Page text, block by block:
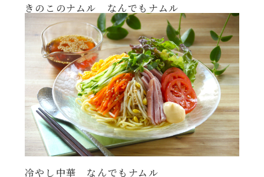
きのこのナムル なんでもナムル
冷やし中華 なんでもナムル